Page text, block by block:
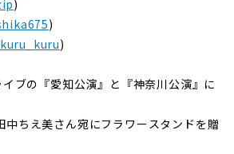
)
)
)
ブの『愛知公演』と『神奈川公演』に
中ちえ美さん宛にフラワースタンドを贈